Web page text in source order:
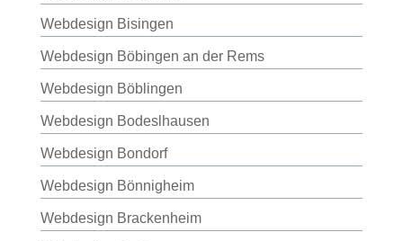
Webdesign Bisingen
Webdesign Böbingen an der Rems
Webdesign Böblingen
Webdesign Bodeslhausen
Webdesign Bondorf
Webdesign Bönnigheim
Webdesign Brackenheim